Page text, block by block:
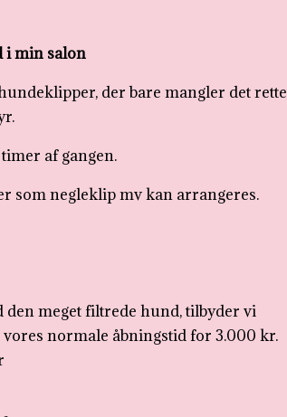
i min salon
der bare mangler det rette
af gangen.
som negleklip mv kan arrangeres.
den meget filtrede hund, tilbyder vi
normale åbningstid for 3.000 kr.